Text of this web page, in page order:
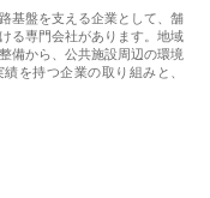
基盤を支える企業として、舗
る専門会社があります。地域
備から、公共施設周辺の環境
を持つ企業の取り組みと、